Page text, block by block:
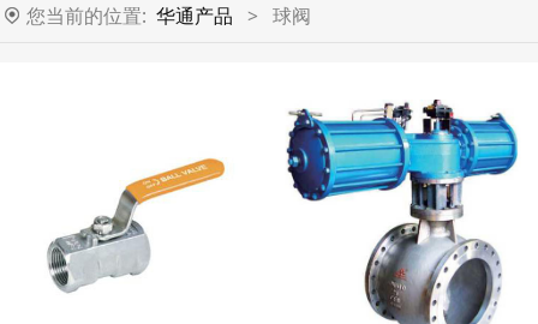
您当前的位置: 华通产品 > 球阀